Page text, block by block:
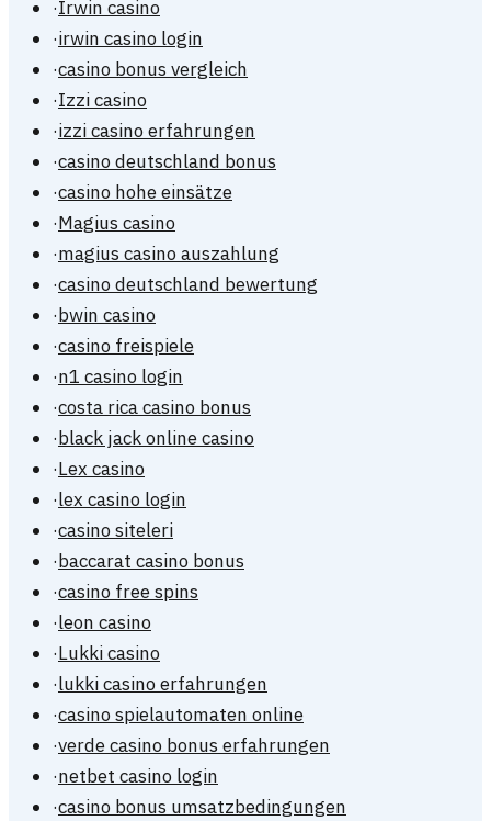
·Irwin casino
·irwin casino login
·casino bonus vergleich
·Izzi casino
·izzi casino erfahrungen
·casino deutschland bonus
·casino hohe einsätze
·Magius casino
·magius casino auszahlung
·casino deutschland bewertung
·bwin casino
·casino freispiele
·n1 casino login
·costa rica casino bonus
·black jack online casino
·Lex casino
·lex casino login
·casino siteleri
·baccarat casino bonus
·casino free spins
·leon casino
·Lukki casino
·lukki casino erfahrungen
·casino spielautomaten online
·verde casino bonus erfahrungen
·netbet casino login
·casino bonus umsatzbedingungen